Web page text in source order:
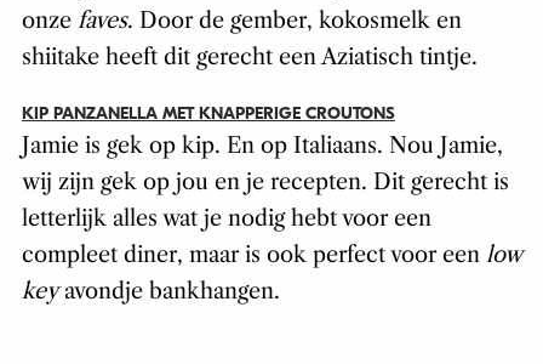
onze faves. Door de gember, kokosmelk en
shiitake heeft dit gerecht een Aziatisch tintje.
KIP PANZANELLA MET KNAPPERIGE CROUTONS
Jamie is gek op kip. En op Italiaans. Nou Jamie,
wij zijn gek op jou en je recepten. Dit gerecht is
letterlijk alles wat je nodig hebt voor een
compleet diner, maar is ook perfect voor een low
keyavondje bankhangen.